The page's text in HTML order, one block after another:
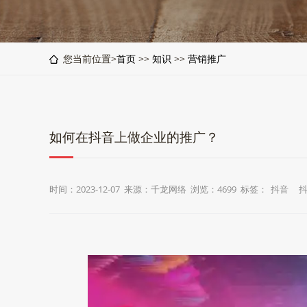
您当前位置>首页 >> 知识 >> 营销推广
如何在抖音上做企业的推广？
时间：2023-12-07 来源：千龙网络 浏览：4699 标签： 抖音